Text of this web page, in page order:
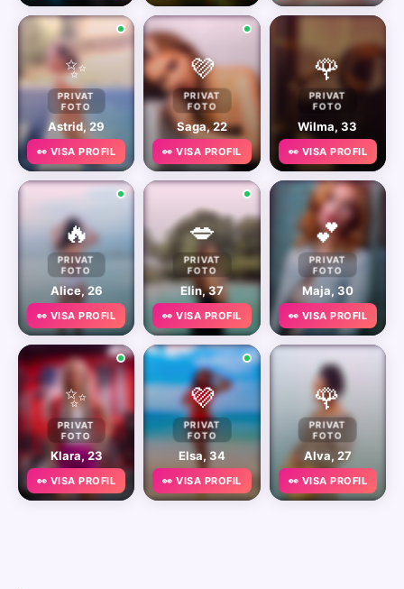
✨
PRIVAT
FOTO
Astrid, 29
👀 VISA PROFIL
💜
PRIVAT
FOTO
Saga, 22
👀 VISA PROFIL
🌹
PRIVAT
FOTO
Wilma, 33
👀 VISA PROFIL
🔥
PRIVAT
FOTO
Alice, 26
👀 VISA PROFIL
💋
PRIVAT
FOTO
Elin, 37
👀 VISA PROFIL
💕
PRIVAT
FOTO
Maja, 30
👀 VISA PROFIL
✨
PRIVAT
FOTO
Klara, 23
👀 VISA PROFIL
💜
PRIVAT
FOTO
Elsa, 34
👀 VISA PROFIL
🌹
PRIVAT
FOTO
Alva, 27
👀 VISA PROFIL